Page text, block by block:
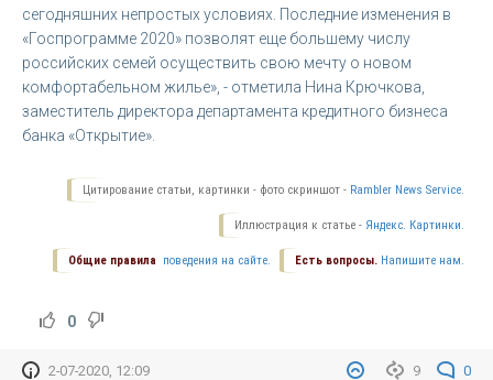
сегодняшних непростых условиях. Последние изменения в
«Госпрограмме 2020» позволят еще большему числу
российских семей осуществить свою мечту о новом
комфортабельном жилье», - отметила Нина Крючкова,
заместитель директора департамента кредитного бизнеса
банка «Открытие».
Цитирование статьи, картинки - фото скриншот - Rambler News Service.
Иллюстрация к статье - Яндекс. Картинки.
Есть вопросы. Напишите нам.
Общие правила поведения на сайте.
0
9 0
2-07-2020, 12:09